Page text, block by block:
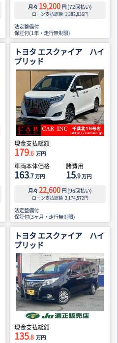
月々 19,200 円 (72回払い)
ローン支払総額 1,382,836円
法定整備付
保証付(1年・走行無制限)
トヨタ エスクァイア ハイ
ブリッド
現金支払総額
179.6 万円
車両本体価格
163.7万円
諸費用
15.9万円
月々 22,600 円 (96回払い)
ローン支払総額 2,174,572円
法定整備付
保証付(3ヶ月・走行無制限)
トヨタ エスクァイア ハイ
ブリッド
現金支払総額
135.8 万円